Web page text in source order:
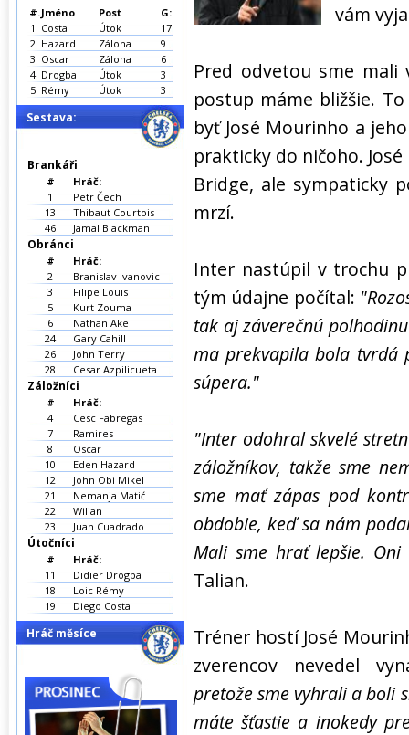
vám
Pred odvetou sme mali
postup máme bližšie.
byť José Mourinho a
prakticky do ničoho.
Bridge, ale sympaticky
mrzí.
Inter nastúpil v trochu
tým údajne počítal:
tak aj záverečnú
ma prekvapila bola tvrdá
súpera."
"Inter odohral skvelé
záložníkov, takže sme
sme mať zápas pod
obdobie, keď sa nám
Mali sme hrať lepšie. Oni
Talian.
Tréner hostí José
zverencov nevedel
pretože sme vyhrali a boli
máte šťastie a inokedy
#.Jméno Post
G:
1. Costa Útok
17
2. Hazard Záloha
9
3. Oscar Záloha
6
4. Drogba Útok
3
5. Rémy Útok 3
Sestava:
Brankáři
#
Hráč:
1
Petr Čech
13
Thibaut Courtois
46
Jamal Blackman
Obránci
#
Hráč:
2
Branislav Ivanovic
3
Filipe Louis
5
Kurt Zouma
6
Nathan Ake
24
Gary Cahill
26
John Terry
28
Cesar Azpilicueta
Záložníci
#
Hráč:
4
Cesc Fabregas
7
Ramires
8
Oscar
10
Eden Hazard
12
John Obi Mikel
21
Nemanja Matić
22
Wilian
23
Juan Cuadrado
Útočníci
#
Hráč:
11
Didier Drogba
18
Loic Rémy
19
Diego Costa
Hráč měsíce